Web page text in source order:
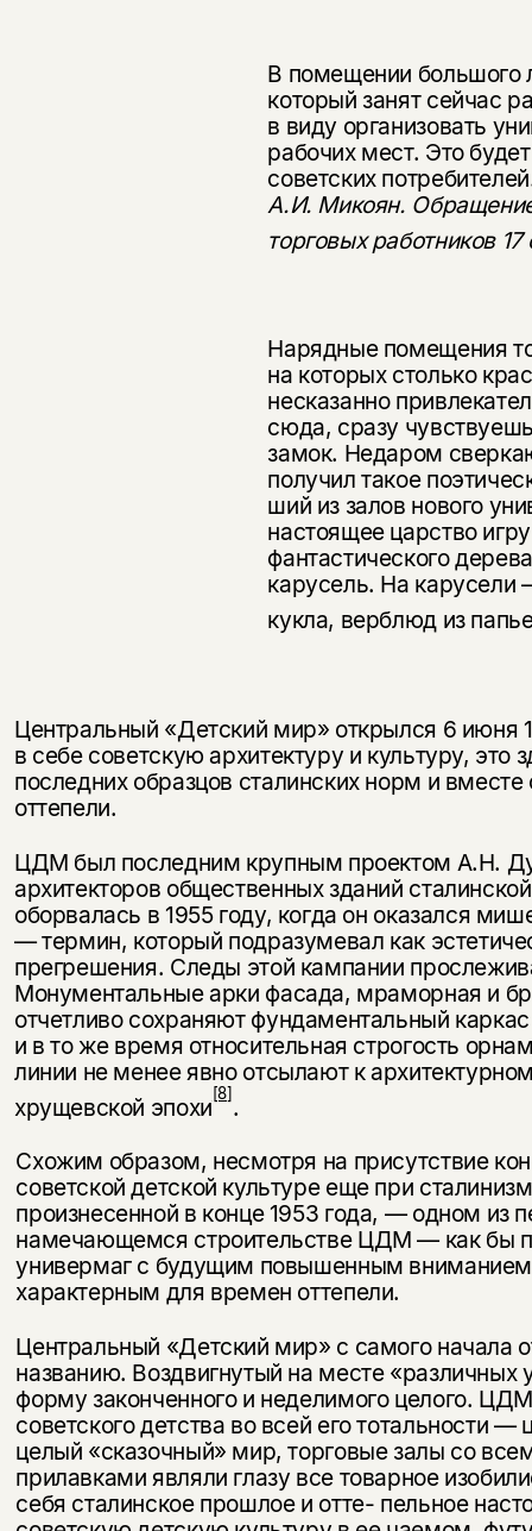
В помещении большого
который занят сейчас
в виду организовать
рабочих мест. Это
советских
А.И. Микоян.
торговых работников
Нарядные помещения
на которых столько
несказанно
сюда, сразу
замок. Недаром
получил такое
ший из залов нового
настоящее царство
фантастического
карусель. На
кукла, верблюд из
Центральный «Детский мир» открылся 6 июня
в себе советскую архитектуру и культуру, это
последних образцов сталинских норм и
оттепели.
ЦДМ был последним крупным проектом А.Н.
архитекторов общественных зданий
оборвалась в 1955 году, когда он оказался
— термин, который подразумевал как
прегрешения. Следы этой кампании
Монументальные арки фасада, мраморная и
отчетливо сохраняют фундаментальный
и в то же время относительная строгость
линии не менее явно отсылают к
хрущевской эпохи[8].
Схожим образом, несмотря на присутствие
советской детской культуре еще при
произнесенной в конце 1953 года, — одном из
намечающемся строительстве ЦДМ — как бы
универмаг с будущим повышенным вниманием
характерным для времен оттепели.
Центральный «Детский мир» с самого начала
названию. Воздвигнутый на месте «различных
форму законченного и неделимого целого.
советского детства во всей его тотальности
целый «сказочный» мир, торговые залы со
прилавками являли глазу все товарное
себя сталинское прошлое и отте- пельное